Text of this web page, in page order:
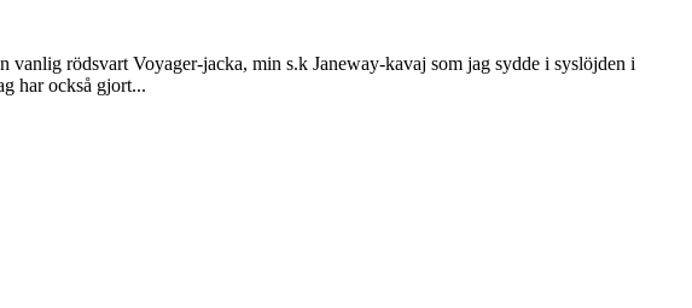
vanlig rödsvart Voyager-jacka, min s.k Janeway-kavaj som jag sydde i syslöjden i
har också gjort...